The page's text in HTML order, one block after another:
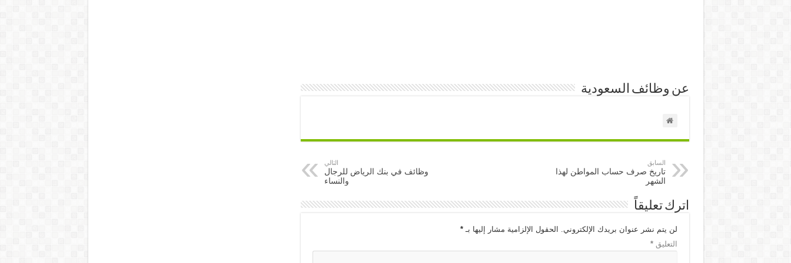
عن وظائف السعودية
السابق
تاريخ صرف حساب المواطن لهذا
الشهر
التالي
وظائف في بنك الرياض للرجال
والنساء
اترك تعليقاً
لن يتم نشر عنوان بريدك الإلكتروني. الحقول الإلزامية مشار إليها بـ*
التعليق*